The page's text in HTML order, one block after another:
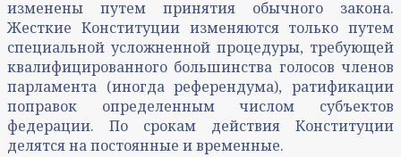
изменены путем принятия обычного закона.
Жесткие Конституции изменяются только путем
специальной усложненной процедуры, требующей
квалифицированного большинства голосов членов
парламента (иногда референдума), ратификации
поправок определенным числом субъектов
федерации. По срокам действия Конституции
делятся на постоянные и временные.